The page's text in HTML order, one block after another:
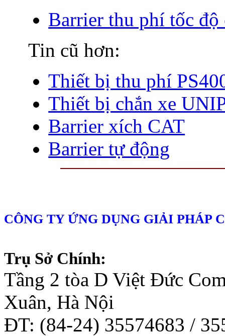
Barrier thu phí tốc độ
Tin cũ hơn:
Thiết bị thu phí
Thiết bị chắn xe
Barrier xích CAT
Barrier tự động
CÔNG TY ỨNG DỤNG GIẢI PHÁP
Trụ Sở Chính:
Tầng 2 tòa D Việt Đức
Xuân, Hà Nội
ĐT: (84-24) 35574683 /